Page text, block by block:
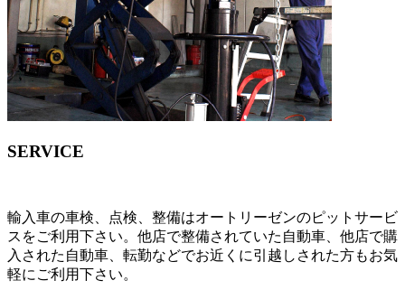
SERVICE
輸入車の車検、点検、整備はオートリーゼンのピットサービ
スをご利用下さい。他店で整備されていた自動車、他店で購
入された自動車、転勤などでお近くに引越しされた方もお気
軽にご利用下さい。